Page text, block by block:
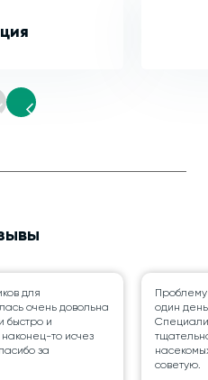
для
очень довольна
быстро и
то исчез
за
один
советую.